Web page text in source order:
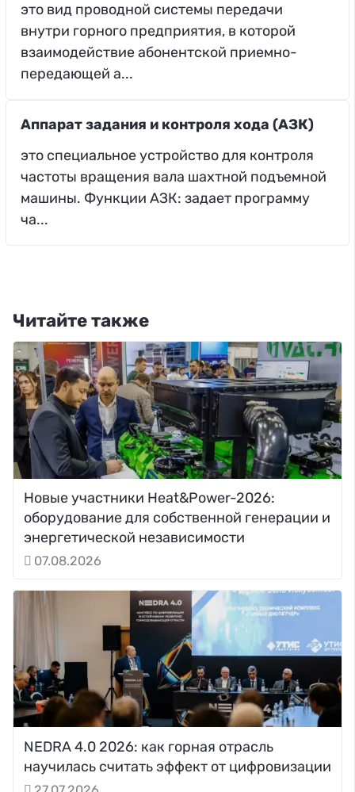
это вид проводной системы передачи
внутри горного предприятия, в которой
взаимодействие абонентской приемно-
передающей а...
Аппарат задания и контроля хода (АЗК)
это специальное устройство для контроля
частоты вращения вала шахтной подъемной
машины. Функции АЗК: задает программу
ча...
Читайте также
Новые участники Heat&Power-2026:
оборудование для собственной генерации и
энергетической независимости
07.08.2026
NEDRA 4.0 2026: как горная отрасль
научилась считать эффект от цифровизации